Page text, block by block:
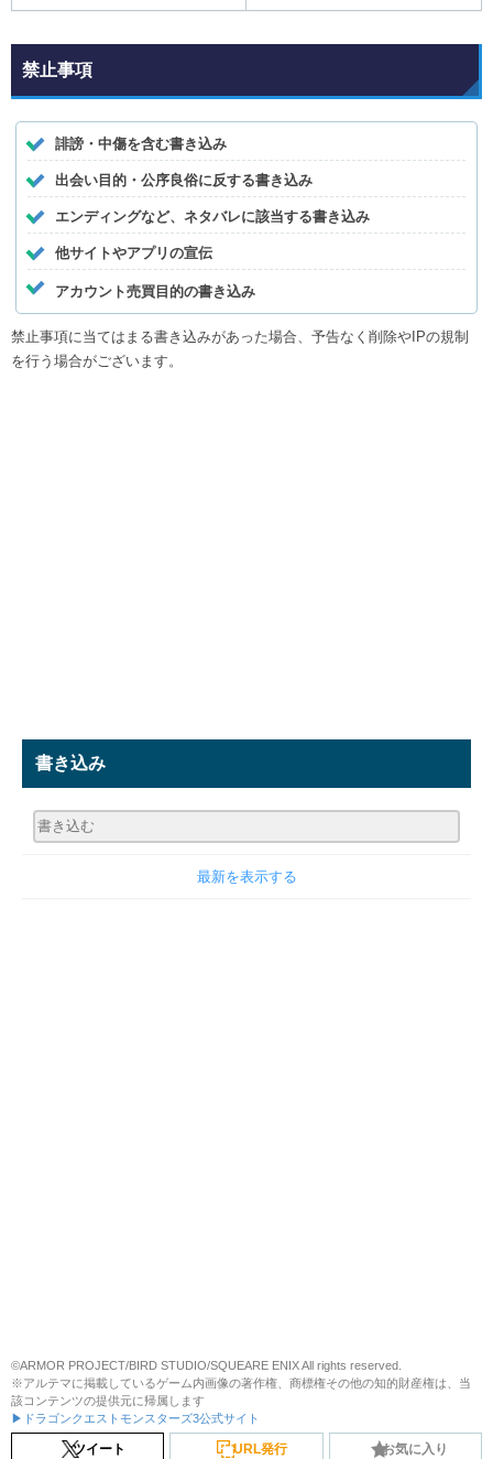
禁止事項
誹謗・中傷を含む書き込み
出会い目的・公序良俗に反する書き込み
エンディングなど、ネタバレに該当する書き込み
他サイトやアプリの宣伝
アカウント売買目的の書き込み
禁止事項に当てはまる書き込みがあった場合、予告なく削除やIPの規制
を行う場合がございます。
書き込み
最新を表示する
©ARMOR PROJECT/BIRD STUDIO/SQUEARE ENIX All rights reserved.
※アルテマに掲載しているゲーム内画像の著作権、商標権その他の知的財産権は、当
該コンテンツの提供元に帰属します
▶ドラゴンクエストモンスターズ3公式サイト
ツイート URL発行 お気に入り